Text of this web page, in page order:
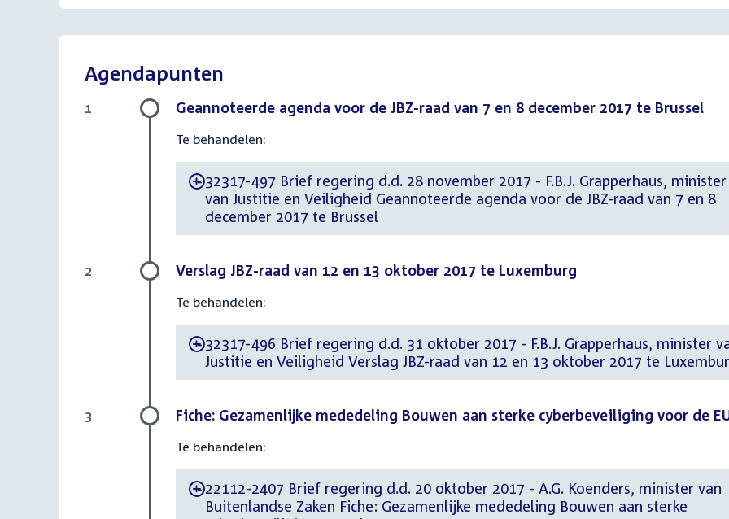
Agendapunten
Geannoteerde agenda voor de JBZ-raad van 7 en 8 december 2017 te Brussel
Te behandelen:
-32317-497 Brief regering d.d. 28 november 2017 - F.B.J. Grapperhaus, minister
van Justitie en Veiligheid Geannoteerde agenda voor de JBZ-raad van 7 en 8
december 2017 te Brussel
1
Verslag JBZ-raad van 12 en 13 oktober 2017 te Luxemburg
Te behandelen:
-32317-496 Brief regering d.d. 31 oktober 2017 - F.B.J. Grapperhaus, minister
Justitie en Veiligheid Verslag JBZ-raad van 12 en 13 oktober 2017 te
2
Fiche: Gezamenlijke mededeling Bouwen aan sterke cyberbeveiliging voor de
Te behandelen:
-22112-2407 Brief regering d.d. 20 oktober 2017 - A.G. Koenders, minister van
Buitenlandse Zaken Fiche: Gezamenlijke mededeling Bouwen aan sterke
3